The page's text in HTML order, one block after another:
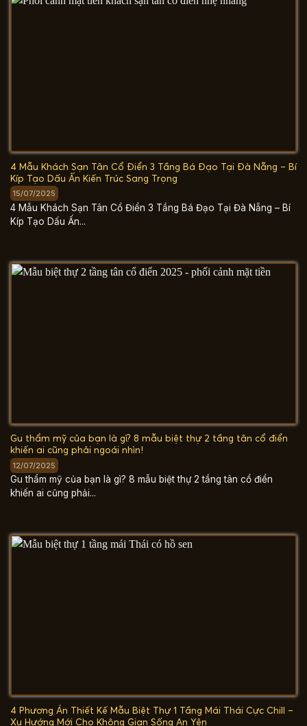
4 Mẫu Khách Sạn Tân Cổ Điển 3 Tầng Bá Đạo Tại Đà Nẵng – Bí
Kíp Tạo Dấu Ấn Kiến Trúc Sang Trọng
15/07/2025
4 Mẫu Khách Sạn Tân Cổ Điển 3 Tầng Bá Đạo Tại Đà Nẵng – Bí
Kíp Tạo Dấu Ấn...
Gu thẩm mỹ của bạn là gì? 8 mẫu biệt thự 2 tầng tân cổ điển
khiến ai cũng phải ngoái nhìn!
12/07/2025
Gu thẩm mỹ của bạn là gì? 8 mẫu biệt thự 2 tầng tân cổ điển
khiến ai cũng phải...
4 Phương Án Thiết Kế Mẫu Biệt Thự 1 Tầng Mái Thái Cực Chill –
Xu Hướng Mới Cho Không Gian Sống An Yên